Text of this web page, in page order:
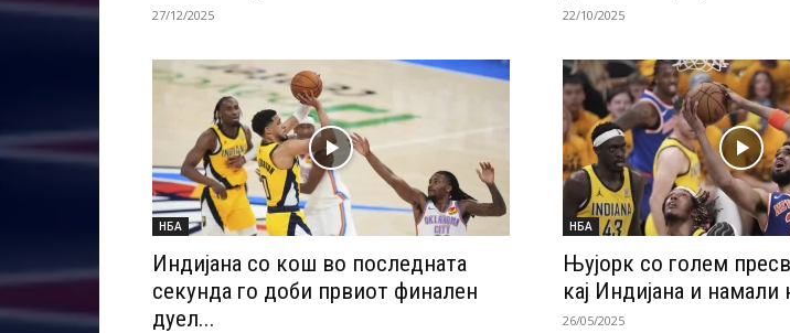
27/12/2025 22/10/2025
НБА
Индијана со кош во последната
секунда го доби првиот финален
дуел...
НБА
Њујорк со голем
кај Индијана и намали
26/05/2025